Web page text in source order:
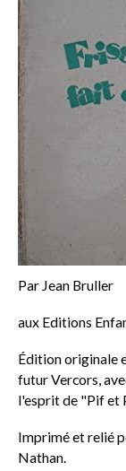
Par Jean Bruller
aux Editions
Édition originale
futur Vercors,
l'esprit de "Pif et
Imprimé et relié
Nathan.